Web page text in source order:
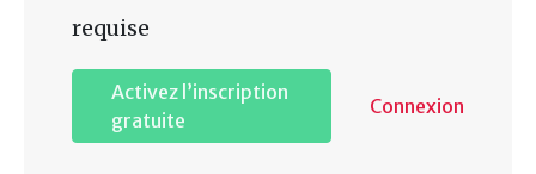
requise
Activez l’inscription
gratuite
Connexion